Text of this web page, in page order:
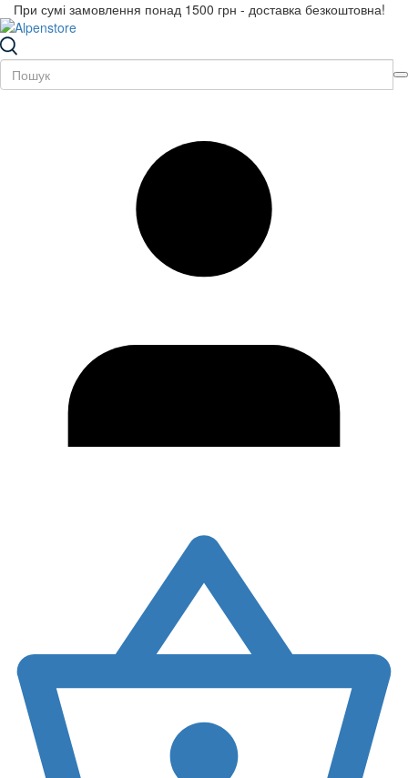
При сумі замовлення понад 1500 грн - доставка безкоштовна!